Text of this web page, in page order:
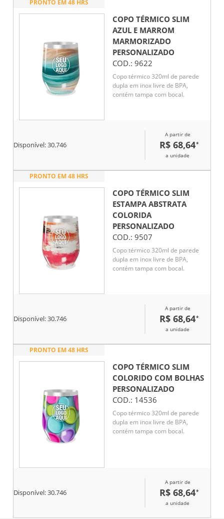
PRONTO EM 48 HRS
COPO TÉRMICO SLIM
AZUL E MARROM
MARMORIZADO
PERSONALIZADO
COD.: 9622
Copo térmico 320ml de parede
dupla em inox livre de BPA,
contém tampa com bocal.
Disponível:30.746
A partir de
R$ 68,64*
a unidade
PRONTO EM 48 HRS
COPO TÉRMICO SLIM
ESTAMPA ABSTRATA
COLORIDA
PERSONALIZADO
COD.: 9507
Copo térmico 320ml de parede
dupla em inox livre de BPA,
contém tampa com bocal.
Disponível:30.746
A partir de
R$ 68,64*
a unidade
PRONTO EM 48 HRS
COPO TÉRMICO SLIM
COLORIDO COM BOLHAS
PERSONALIZADO
COD.: 14536
Copo térmico 320ml de parede
dupla em inox livre de BPA,
contém tampa com bocal.
Disponível:30.746
A partir de
R$ 68,64*
a unidade